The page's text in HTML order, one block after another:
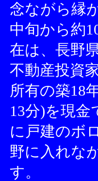
念ながら縁
中旬から約
在は、長野
不動産投資
所有の築18
13分)を現金
に戸建のボ
野に入れな
す。